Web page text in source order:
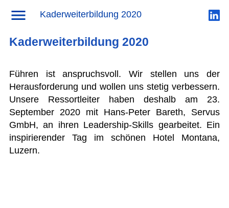
Kaderweiterbildung 2020
News → Kaderweiterbildung 2020
Kaderweiterbildung 2020
Führen ist anspruchsvoll. Wir stellen uns der
Herausforderung und wollen uns stetig verbessern.
Unsere Ressortleiter haben deshalb am 23.
September 2020 mit Hans-Peter Bareth, Servus
GmbH, an ihren Leadership-Skills gearbeitet. Ein
inspirierender Tag im schönen Hotel Montana,
Luzern.